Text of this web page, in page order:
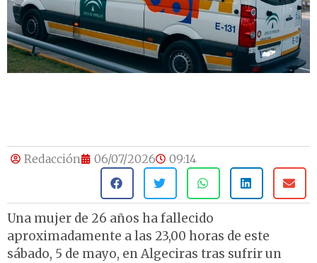
Redacción 06/07/2026 09:14
Una mujer de 26 años ha fallecido
aproximadamente a las 23,00 horas de este
sábado, 5 de mayo, en Algeciras tras sufrir un